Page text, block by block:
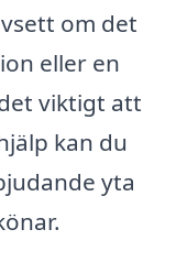
om det
eller en
viktigt att
kan du
yta